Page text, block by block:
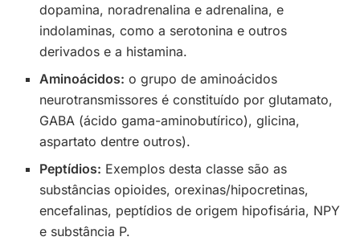
dopamina, noradrenalina e adrenalina, e
indolaminas, como a serotonina e outros
derivados e a histamina.
Aminoácidos: o grupo de aminoácidos
neurotransmissores é constituído por glutamato,
GABA (ácido gama-aminobutírico), glicina,
aspartato dentre outros).
Peptídios: Exemplos desta classe são as
substâncias opioides, orexinas/hipocretinas,
encefalinas, peptídios de origem hipofisária, NPY
e substância P.